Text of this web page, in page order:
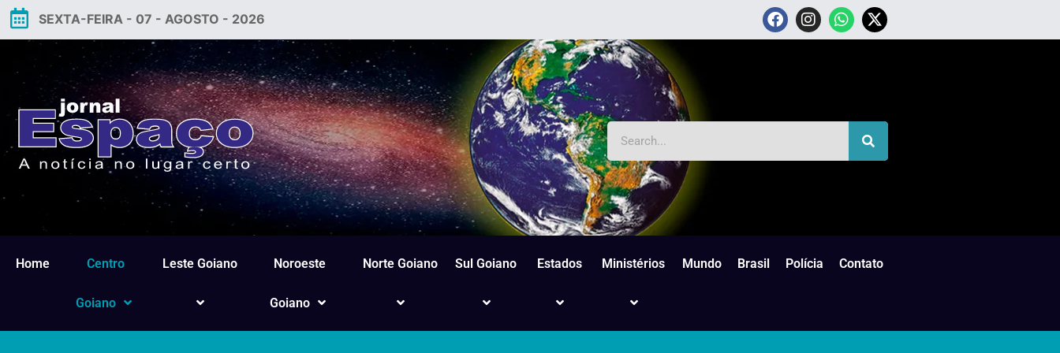
SEXTA-FEIRA - 07 - AGOSTO - 2026
Home Centro
Goiano
Leste Goiano Noroeste
Goiano
Norte Goiano Sul Goiano Estados Ministérios Mundo Brasil Polícia Contato